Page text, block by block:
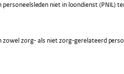
niet in loondienst (PNIL)
zowel zorg- als niet zorg-gerelateerd